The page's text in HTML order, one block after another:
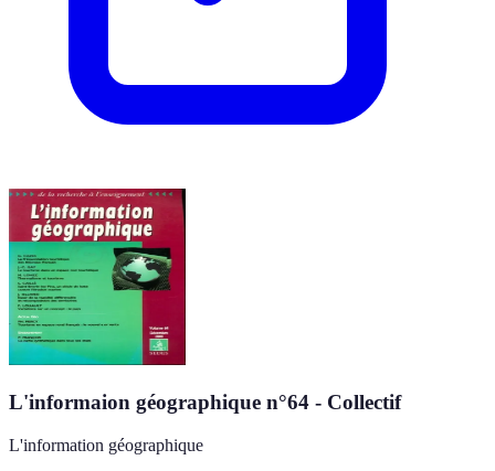
L'informaion géographique n°64 - Collectif
L'information géographique